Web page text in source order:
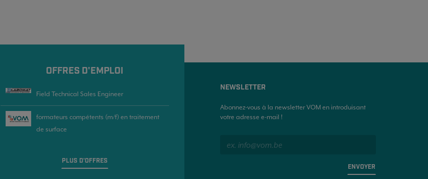
OFFRES D'EMPLOI
Field Technical Sales Engineer
formateurs compétents (m/f) en traitement
de surface
PLUS D'OFFRES
NEWSLETTER
Abonnez-vous à la newsletter VOM en introduisant
votre adresse e-mail !
ENVOYER